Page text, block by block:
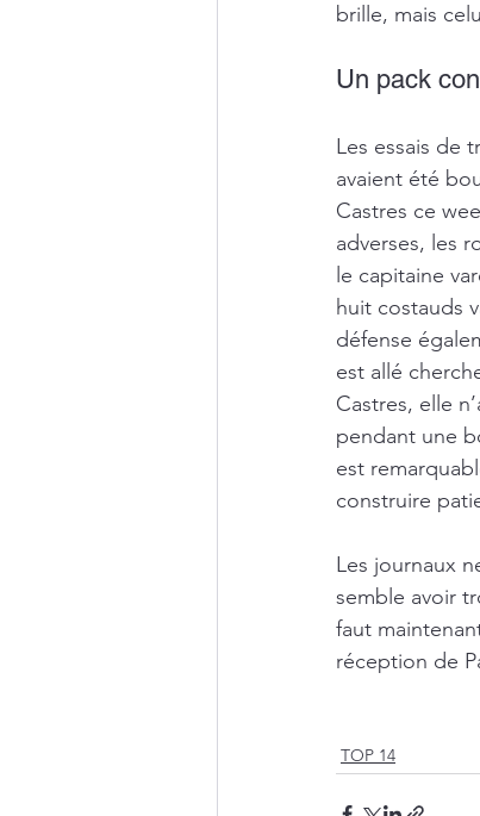
brille, mais
Un pack
Les essais de
avaient été
Castres ce
adverses, les
le capitaine
huit costauds
défense
est allé
Castres, elle
pendant une
est
construire
Les journaux
semble avoir
faut
réception de
TOP 14